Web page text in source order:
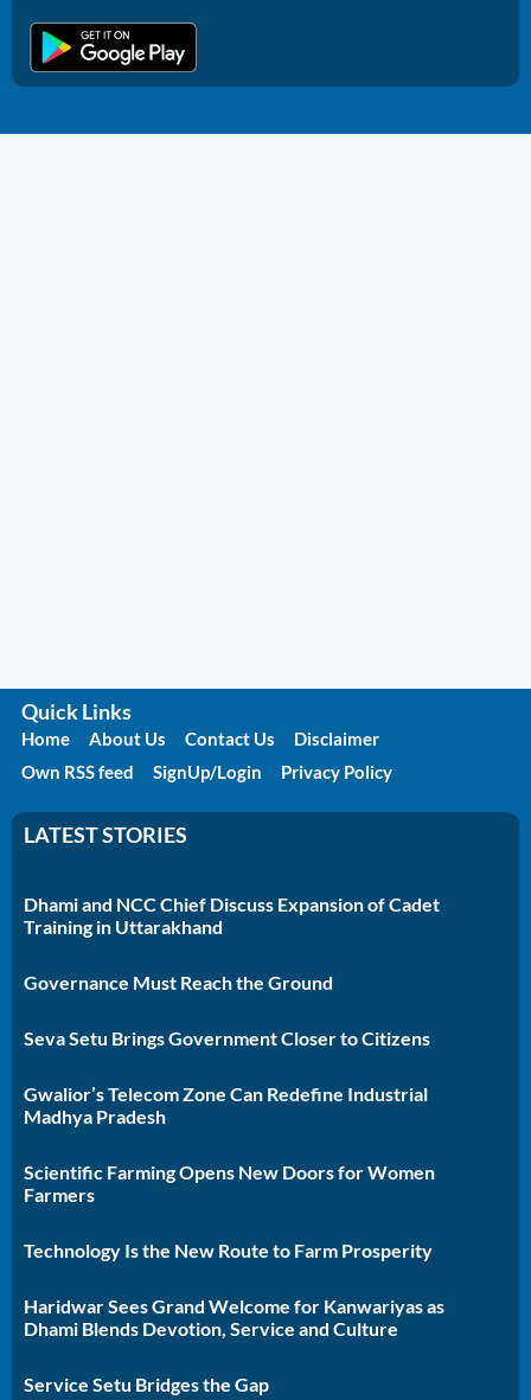
Quick Links
Home About Us Contact Us
Disclaimer
Own RSS feed
SignUp/Login Privacy Policy
LATEST STORIES
Dhami and NCC Chief Discuss Expansion of Cadet
Training in Uttarakhand
Governance Must Reach the Ground
Seva Setu Brings Government Closer to Citizens
Gwalior’s Telecom Zone Can Redefine Industrial
Madhya Pradesh
Scientific Farming Opens New Doors for Women
Farmers
Technology Is the New Route to Farm Prosperity
Haridwar Sees Grand Welcome for Kanwariyas as
Dhami Blends Devotion, Service and Culture
Service Setu Bridges the Gap